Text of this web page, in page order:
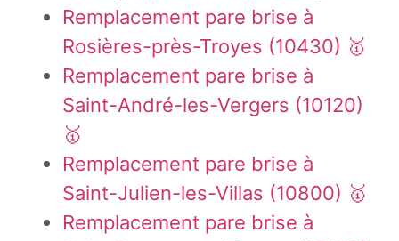
Remplacement pare brise à
Rosières-près-Troyes (10430) 🥇
Remplacement pare brise à
Saint-André-les-Vergers (10120)
🥇
Remplacement pare brise à
Saint-Julien-les-Villas (10800) 🥇
Remplacement pare brise à